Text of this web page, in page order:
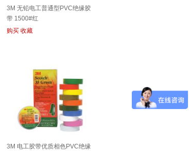
3M 无铅电工普通型PVC绝缘胶
带 1500#红
购买 收藏
3M 电工胶带优质相色PVC绝缘